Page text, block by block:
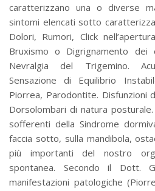
caratterizzano una o diverse
sintomi elencati sotto
Dolori, Rumori, Click
Bruxismo o Digrignamento dei
Nevralgia del Trigemino.
Sensazione di Equilibrio
Piorrea, Parodontite. Disfunzioni
Dorsolombari di natura
sofferenti della Sindrome
faccia sotto, sulla mandibola,
più importanti del nostro
spontanea. Secondo il Dott.
manifestazioni patologiche